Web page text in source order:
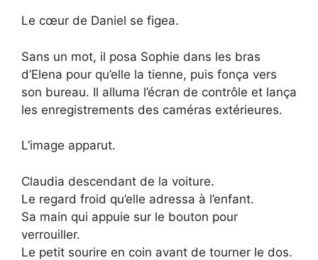
Le cœur de Daniel se figea.
Sans un mot, il posa Sophie dans les bras
d’Elena pour qu’elle la tienne, puis fonça vers
son bureau. Il alluma l’écran de contrôle et lança
les enregistrements des caméras extérieures.
L’image apparut.
Claudia descendant de la voiture.
Le regard froid qu’elle adressa à l’enfant.
Sa main qui appuie sur le bouton pour
verrouiller.
Le petit sourire en coin avant de tourner le dos.